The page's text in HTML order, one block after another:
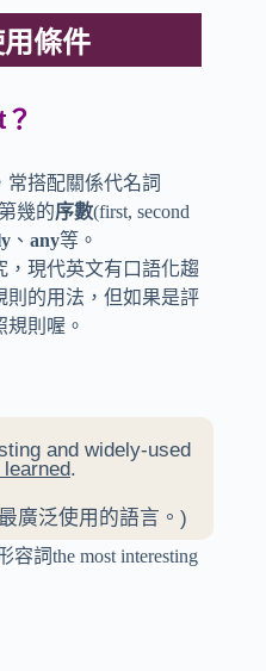
條件
常搭配關係代名詞
幾的序數(first, second
、 any等。
，現代英文有口語化趨
則的用法，但如果是評
則喔。
and widely-used
.
廣泛使用的語言。)
詞the most interesting